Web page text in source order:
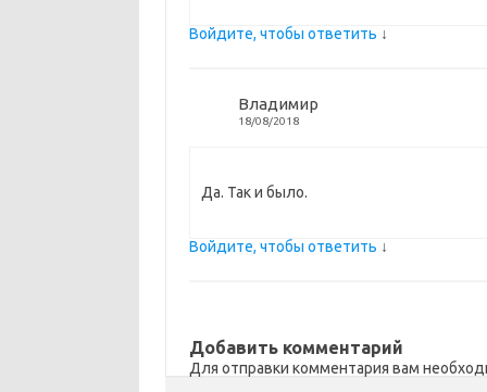
Войдите, чтобы ответить ↓
Владимир
18/08/2018
Да. Так и было.
Войдите, чтобы ответить ↓
Добавить комментарий
Для отправки комментария вам